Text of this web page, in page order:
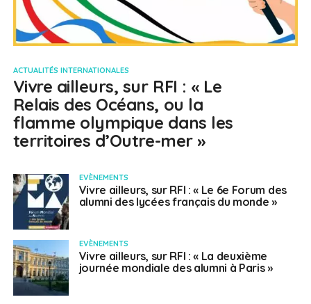
ACTUALITÉS INTERNATIONALES
Vivre ailleurs, sur RFI : « Le
Relais des Océans, ou la
flamme olympique dans les
territoires d’Outre-mer »
EVÈNEMENTS
Vivre ailleurs, sur RFI : « Le 6e Forum des
alumni des lycées français du monde »
EVÈNEMENTS
Vivre ailleurs, sur RFI : « La deuxième
journée mondiale des alumni à Paris »